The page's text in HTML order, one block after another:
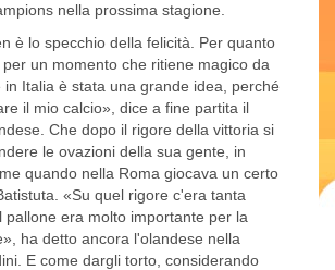
nella prossima stagione.
è lo specchio della felicità. Per quanto
un momento che ritiene magico da
in Italia è stata una grande idea, perché
il mio calcio», dice a fine partita il
Che dopo il rigore della vittoria si
le ovazioni della sua gente, in
quando nella Roma giocava un certo
«Su quel rigore c'era tanta
pallone era molto importante per la
ha detto ancora l'olandese nella
E come dargli torto, considerando